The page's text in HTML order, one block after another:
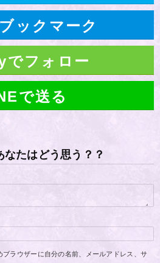
ックマーク
フォロー
で送る
たはどう思う？？
ラウザーに自分の名前、メールアドレス、サ